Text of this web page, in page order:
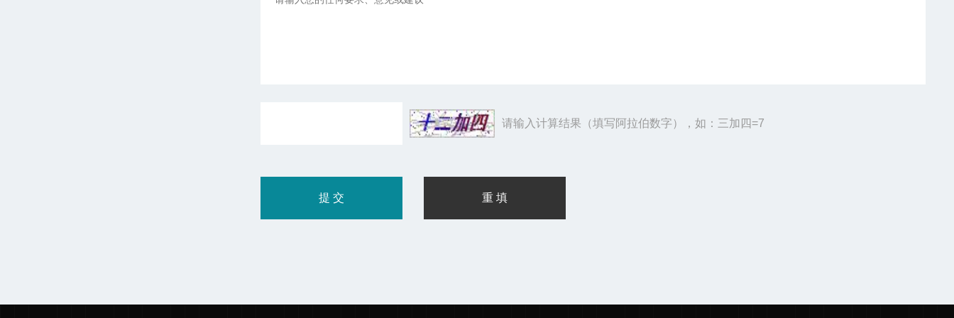
请输入计算结果（填写阿拉伯数字），如：三加四=7